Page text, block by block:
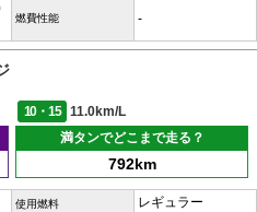
燃費性能 -
10・15
11.0km/L
満タンでどこまで走る？
792km
使用燃料
レギュラー